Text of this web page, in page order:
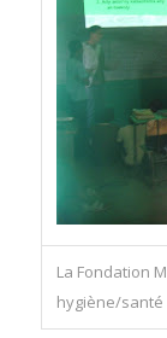
La Fondation
hygiène/santé